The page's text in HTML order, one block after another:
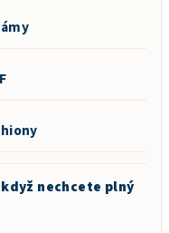
nechcete plný